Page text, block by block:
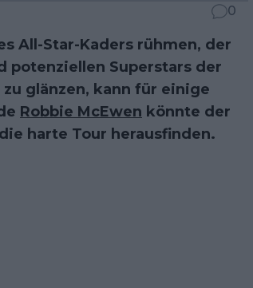
0
All-Star-Kaders rühmen, der
potenziellen Superstars der
glänzen, kann für einige
Robbie McEwen könnte der
harte Tour herausfinden.